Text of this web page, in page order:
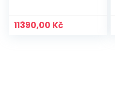
11390,00 Kč